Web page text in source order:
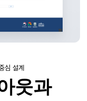
심 설계
웃과